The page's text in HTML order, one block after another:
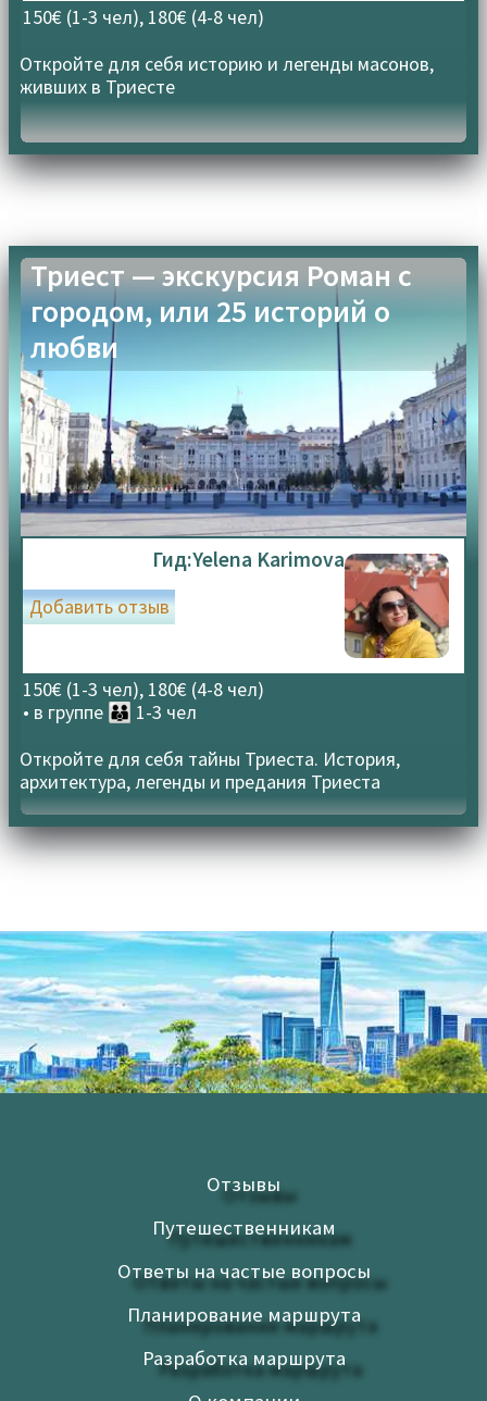
150€ (1-3 чел), 180€ (4-8 чел)
Откройте для себя историю и легенды масонов,
живших в Триесте
Триест — экскурсия Роман с
городом, или 25 историй о
любви
Гид:Yelena Karimova
150€ (1-3 чел), 180€ (4-8 чел)
• в группе 👪 1-3 чел
Добавить отзыв
Откройте для себя тайны Триеста. История,
архитектура, легенды и предания Триеста
Отзывы
Путешественникам
Ответы на частые вопросы
Планирование маршрута
Разработка маршрута